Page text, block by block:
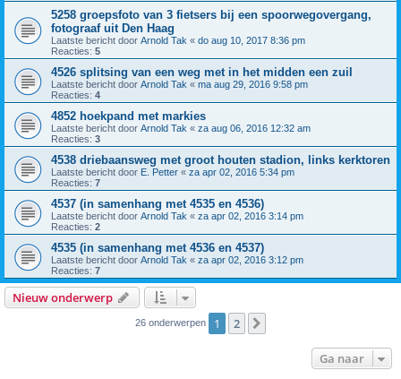
5258 groepsfoto van 3 fietsers bij een spoorwegovergang,
fotograaf uit Den Haag
Laatste bericht door Arnold Tak « do aug 10, 2017 8:36 pm
Reacties: 5
4526 splitsing van een weg met in het midden een zuil
Laatste bericht door Arnold Tak « ma aug 29, 2016 9:58 pm
Reacties: 4
4852 hoekpand met markies
Laatste bericht door Arnold Tak « za aug 06, 2016 12:32 am
Reacties: 3
4538 driebaansweg met groot houten stadion, links kerktoren
Laatste bericht door E. Petter « za apr 02, 2016 5:34 pm
Reacties: 7
4537 (in samenhang met 4535 en 4536)
Laatste bericht door Arnold Tak « za apr 02, 2016 3:14 pm
Reacties: 2
4535 (in samenhang met 4536 en 4537)
Laatste bericht door Arnold Tak « za apr 02, 2016 3:12 pm
Reacties: 7
Nieuw onderwerp
26 onderwerpen 1 2
Ga naar